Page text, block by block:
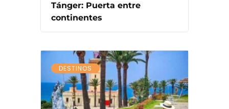
Tánger: Puerta entre
continentes
DESTINOS